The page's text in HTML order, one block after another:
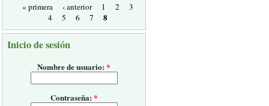
« primera
‹ anterior 1 2
3
4
5 6 7 8
Inicio de sesión
Nombre de usuario:*
Contraseña:*